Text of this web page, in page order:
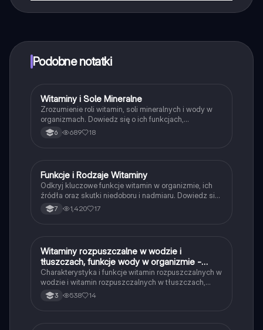
które również możesz otrzymać za darmo. Dodatkowo
oferujemy usługę Knowunity Premium, która pozwala
Podobne notatki
Biologia
Witaminy i Sole Mineralne
Zrozumienie roli witamin, soli mineralnych i wody w
organizmach. Dowiedz się o ich funkcjach,
zapotrzebowaniu oraz skutkach niedoboru i nadmiaru.
Materiał obejmuje kluczowe informacje o witaminach
6 689 18
Biologia
Funkcje i Rodzaje Witaminy
Odkryj kluczowe funkcje witamin w organizmie, ich
źródła oraz skutki niedoboru i nadmiaru. Dowiedz się
o witaminach rozpuszczalnych w tłuszczach i
wodzie, ich roli w zdrowiu oraz wpływie na rozwój i
7 1,420 17
Biologia
Witaminy rozpuszczalne w wodzie i
tłuszczach, funkcje wody w organizmie -
biologia rozszerzenie
Charakterystyka i funkcje witamin rozpuszczalnych w
wodzie i witamin rozpuszczalnych w tłuszczach,
funkcje wody
3 538 14